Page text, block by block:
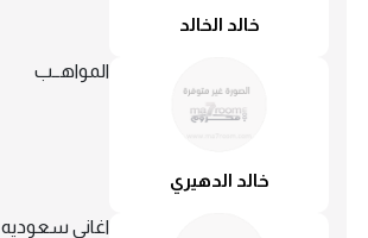
خالد الخالد
خالد الدهيري
المواهــب
اغاني سعوديه